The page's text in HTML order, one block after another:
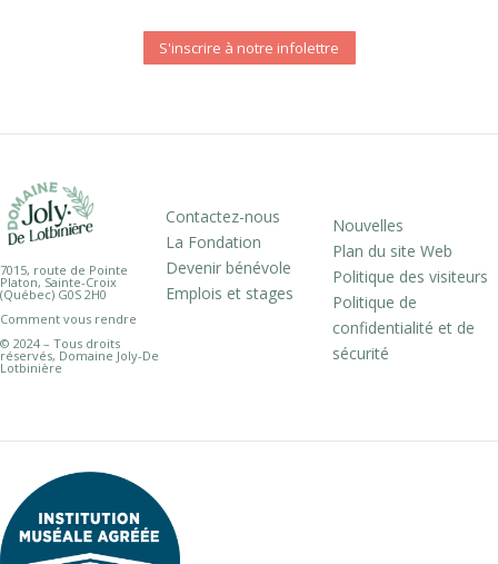
S'inscrire à notre infolettre
7015, route de Pointe
Platon, Sainte-Croix
(Québec) G0S 2H0
Comment vous rendre
© 2024 – Tous droits
réservés, Domaine Joly-De
Lotbinière
Contactez-nous
La Fondation
Devenir bénévole
Emplois et stages
Nouvelles
Plan du site Web
Politique des visiteurs
Politique de
confidentialité et de
sécurité